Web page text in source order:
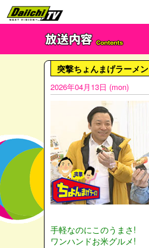
突撃ちょんまげラーメン
2026年04月13日 (mon)
手軽なのにこのうまさ!
ワンハンドお米グルメ!